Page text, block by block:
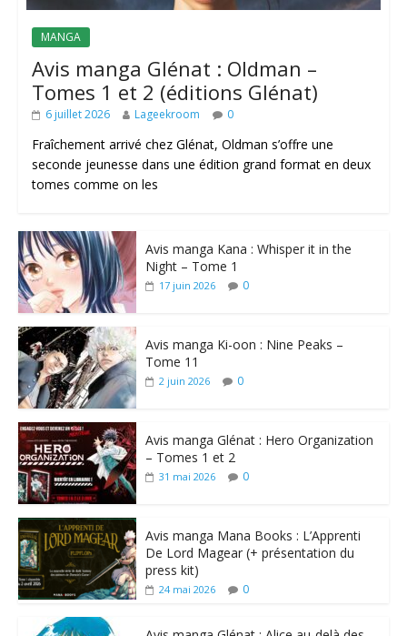
MANGA
Avis manga Glénat : Oldman –
Tomes 1 et 2 (éditions Glénat)
6 juillet 2026 Lageekroom 0
Fraîchement arrivé chez Glénat, Oldman s’offre une
seconde jeunesse dans une édition grand format en deux
tomes comme on les
Avis manga Kana : Whisper it in the
Night – Tome 1
17 juin 2026 0
Avis manga Ki-oon : Nine Peaks –
Tome 11
2 juin 2026 0
Avis manga Glénat : Hero Organization
– Tomes 1 et 2
31 mai 2026 0
Avis manga Mana Books : L’Apprenti
De Lord Magear (+ présentation du
press kit)
24 mai 2026 0